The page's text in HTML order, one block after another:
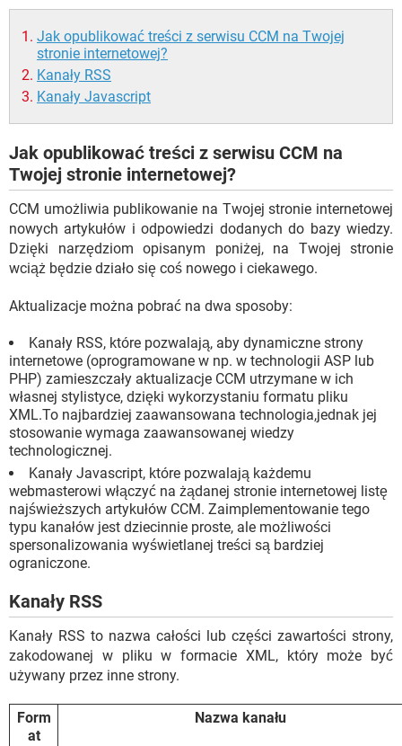
Jak opublikować treści z serwisu CCM na Twojej
stronie internetowej?
Kanały RSS
Kanały Javascript
Jak opublikować treści z serwisu CCM na
Twojej stronie internetowej?
CCM umożliwia publikowanie na Twojej stronie internetowej
nowych artykułów i odpowiedzi dodanych do bazy wiedzy.
Dzięki narzędziom opisanym poniżej, na Twojej stronie
wciąż będzie działo się coś nowego i ciekawego.
Aktualizacje można pobrać na dwa sposoby:
Kanały RSS, które pozwalają, aby dynamiczne strony
internetowe (oprogramowane w np. w technologii ASP lub
PHP) zamieszczały aktualizacje CCM utrzymane w ich
własnej stylistyce, dzięki wykorzystaniu formatu pliku
XML.To najbardziej zaawansowana technologia,jednak jej
stosowanie wymaga zaawansowanej wiedzy
technologicznej.
Kanały Javascript, które pozwalają każdemu
webmasterowi włączyć na żądanej stronie internetowej listę
najświeższych artykułów CCM. Zaimplementowanie tego
typu kanałów jest dziecinnie proste, ale możliwości
spersonalizowania wyświetlanej treści są bardziej
ograniczone.
Kanały RSS
Kanały RSS to nazwa całości lub części zawartości strony,
zakodowanej w pliku w formacie XML, który może być
używany przez inne strony.
Form
at
Nazwa kanału